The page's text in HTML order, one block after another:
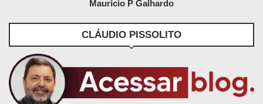
Maurício P Galhardo
CLÁUDIO PISSOLITO